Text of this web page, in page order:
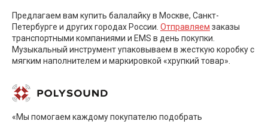
Предлагаем вам купить балалайку в Москве, Санкт-
Петербурге и других городах России. Отправляем заказы
транспортными компаниями и EMS в день покупки.
Музыкальный инструмент упаковываем в жесткую коробку с
мягким наполнителем и маркировкой «хрупкий товар».
«Мы помогаем каждому покупателю подобрать